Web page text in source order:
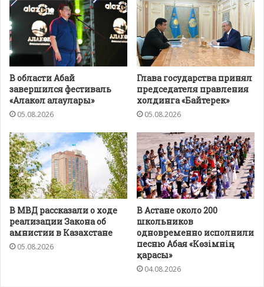
В области Абай
завершился фестиваль
«Алакөл алаулары»
05.08.2026
Глава государства принял
председателя правления
холдинга «Байтерек»
05.08.2026
В МВД рассказали о ходе
реализации Закона об
амнистии в Казахстане
05.08.2026
В Астане около 200
школьников
одновременно исполнили
песню Абая «Көзімнің
қарасы»
04.08.2026